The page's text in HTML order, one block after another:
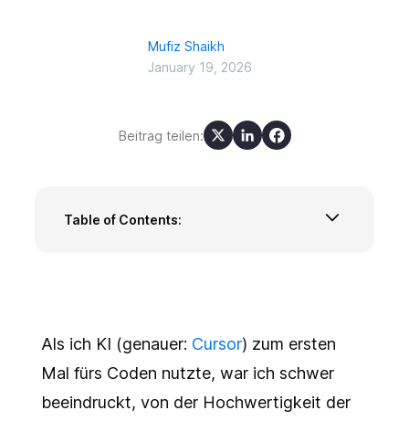
Mufiz Shaikh
January 19, 2026
Beitrag teilen:
Table of Contents:
Fazit
Als ich KI (genauer: Cursor) zum ersten
Mal fürs Coden nutzte, war ich schwer
beeindruckt, von der Hochwertigkeit der